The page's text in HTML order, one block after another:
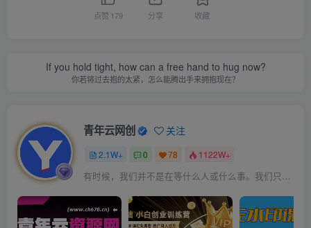
点赞 179 分享 收藏
If you hold tight, how can a free hand to hug now?
你若将过去抱的太紧，怎么能腾出手来拥抱现在？
青年云网创 关注
2.1W+ 0 78 1122W+
有时候，我们并不是在等什么人或什么事。我们只是在静待岁月改变自己